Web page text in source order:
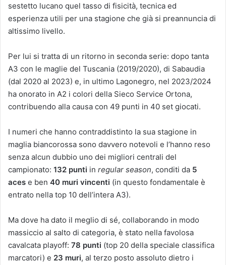
sestetto lucano quel tasso di fisicità, tecnica ed
esperienza utili per una stagione che già si preannuncia di
altissimo livello.
Per lui si tratta di un ritorno in seconda serie: dopo tanta
A3 con le maglie del Tuscania (2019/2020), di Sabaudia
(dal 2020 al 2023) e, in ultimo Lagonegro, nel 2023/2024
ha onorato in A2 i colori della Sieco Service Ortona,
contribuendo alla causa con 49 punti in 40 set giocati.
I numeri che hanno contraddistinto la sua stagione in
maglia biancorossa sono davvero notevoli e l’hanno reso
senza alcun dubbio uno dei migliori centrali del
campionato: 132 punti in regular season, conditi da 5
aces e ben 40 muri vincenti (in questo fondamentale è
entrato nella top 10 dell’intera A3).
Ma dove ha dato il meglio di sé, collaborando in modo
massiccio al salto di categoria, è stato nella favolosa
cavalcata playoff: 78 punti (top 20 della speciale classifica
marcatori) e 23 muri, al terzo posto assoluto dietro i